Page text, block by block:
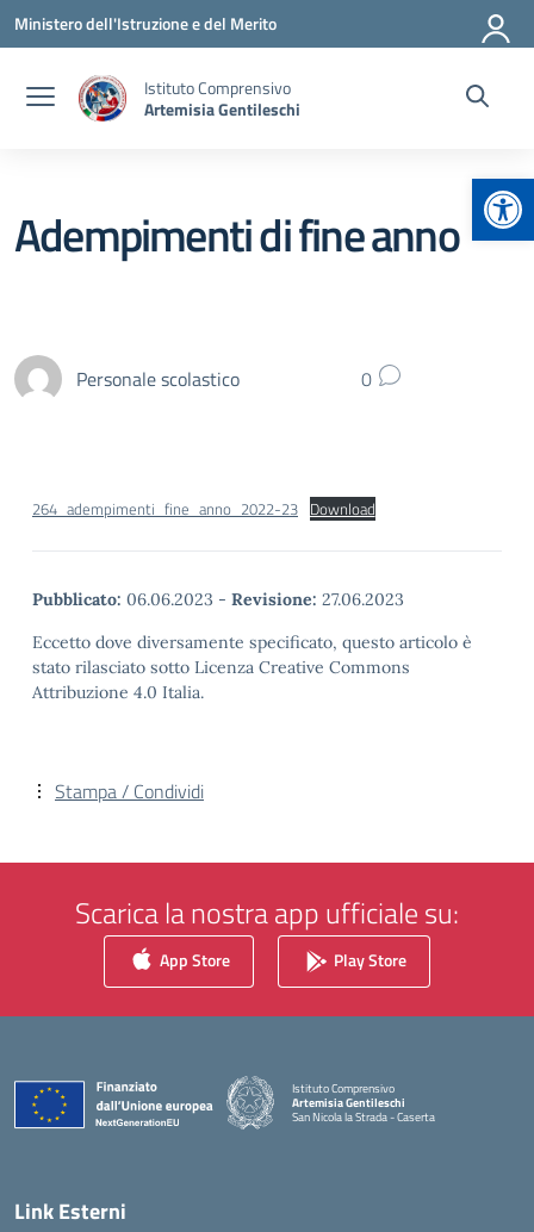
Vai ai contenuti
Vai al menu di navigazione
Vai al footer
Ministero dell'Istruzione e del Merito
Istituto Comprensivo
Artemisia Gentileschi
Adempimenti di fine anno
Personale scolastico 0
264_adempimenti_fine_anno_2022-23 Download
Pubblicato: 06.06.2023 - Revisione: 27.06.2023
Eccetto dove diversamente specificato, questo articolo è
stato rilasciato sotto Licenza Creative Commons
Attribuzione 4.0 Italia.
Stampa / Condividi
Scarica la nostra app ufficiale su:
App Store Play Store
Istituto Comprensivo
Artemisia Gentileschi
San Nicola la Strada - Caserta
Link Esterni